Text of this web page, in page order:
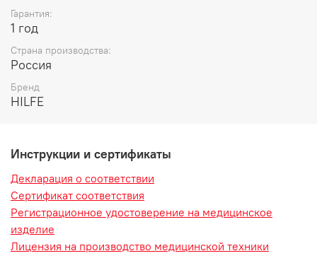
Гарантия:
1 год
Страна производства:
Россия
Бренд
HILFE
Инструкции и сертификаты
Декларация о соответствии
Сертификат соответствия
Регистрационное удостоверение на медицинское
изделие
Лицензия на производство медицинской техники